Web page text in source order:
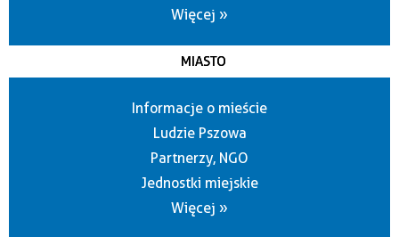
Więcej »
MIASTO
Informacje o mieście
Ludzie Pszowa
Partnerzy, NGO
Jednostki miejskie
Więcej »